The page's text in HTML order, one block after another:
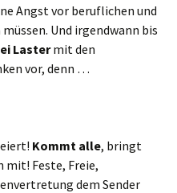
Angst vor beruflichen und
Und irgendwann bis
Lastermit den
vor, denn …
Kommt alle, bringt
mit! Feste, Freie,
dem Sender